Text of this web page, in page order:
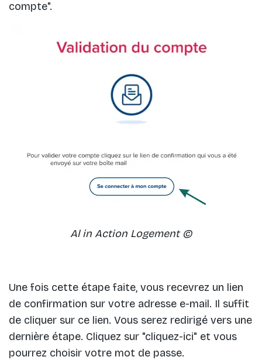
compte".
Al in Action Logement ©
Une fois cette étape faite, vous recevrez un lien
de confirmation sur votre adresse e-mail. Il suffit
de cliquer sur ce lien. Vous serez redirigé vers une
dernière étape. Cliquez sur "cliquez-ici" et vous
pourrez choisir votre mot de passe.